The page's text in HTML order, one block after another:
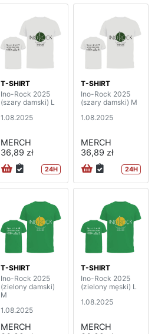
T-SHIRT
Ino-Rock 2025
(szary damski) L
1.08.2025
MERCH
36,89 zł
24H
T-SHIRT
Ino-Rock 2025
(szary damski) M
1.08.2025
MERCH
36,89 zł
24H
T-SHIRT
Ino-Rock 2025
(zielony damski)
M
1.08.2025
MERCH
T-SHIRT
Ino-Rock 2025
(zielony męski) L
1.08.2025
MERCH